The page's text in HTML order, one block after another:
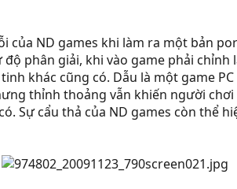
của ND games khi làm ra một bản
phân giải, khi vào game phải
khác cũng có. Dẫu là một game
thỉnh thoảng vẫn khiến người
Sự cẩu thả của ND games còn thể